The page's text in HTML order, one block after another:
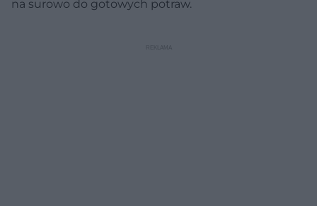
na surowo do gotowych potraw.